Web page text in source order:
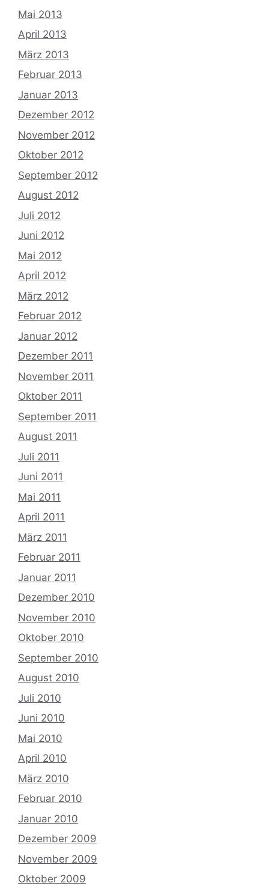
Mai 2013
April 2013
März 2013
Februar 2013
Januar 2013
Dezember 2012
November 2012
Oktober 2012
September 2012
August 2012
Juli 2012
Juni 2012
Mai 2012
April 2012
März 2012
Februar 2012
Januar 2012
Dezember 2011
November 2011
Oktober 2011
September 2011
August 2011
Juli 2011
Juni 2011
Mai 2011
April 2011
März 2011
Februar 2011
Januar 2011
Dezember 2010
November 2010
Oktober 2010
September 2010
August 2010
Juli 2010
Juni 2010
Mai 2010
April 2010
März 2010
Februar 2010
Januar 2010
Dezember 2009
November 2009
Oktober 2009